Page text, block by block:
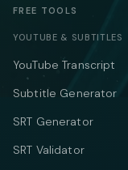
FREE TOOLS
YOUTUBE & SUBTITLES
YouTube Transcript
Subtitle Generator
SRT Generator
SRT Validator